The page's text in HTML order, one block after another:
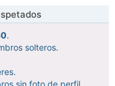
.
solteros.